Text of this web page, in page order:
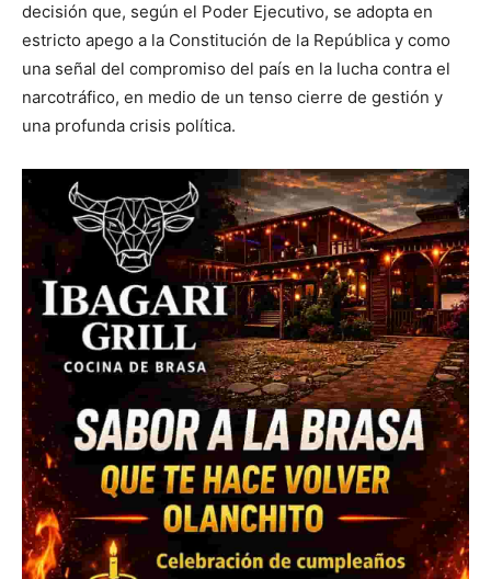
decisión que, según el Poder Ejecutivo, se adopta en
estricto apego a la Constitución de la República y como
una señal del compromiso del país en la lucha contra el
narcotráfico, en medio de un tenso cierre de gestión y
una profunda crisis política.